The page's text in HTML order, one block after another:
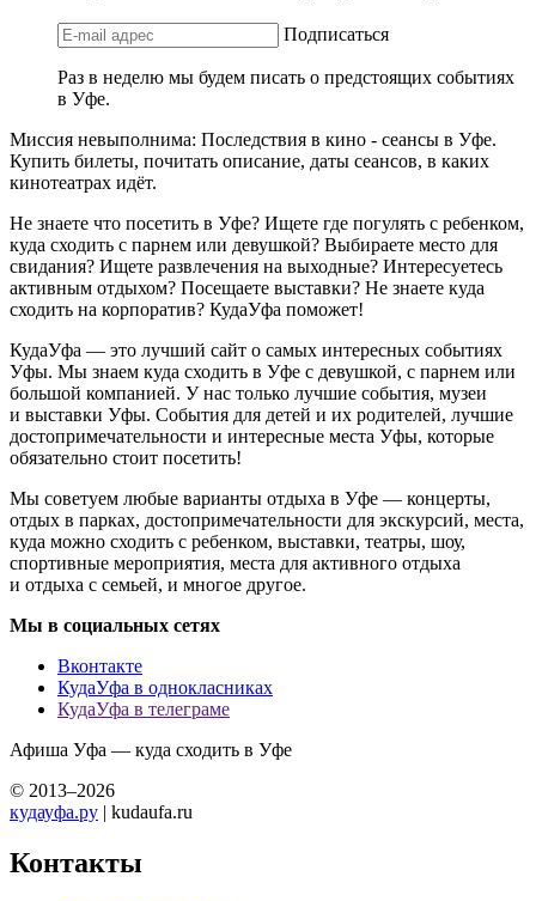
Подписаться
Раз в неделю мы будем писать о предстоящих событиях
в Уфе.
Миссия невыполнима: Последствия в кино - сеансы в Уфе.
Купить билеты, почитать описание, даты сеансов, в каких
кинотеатрах идёт.
Не знаете что посетить в Уфе? Ищете где погулять с ребенком,
куда сходить с парнем или девушкой? Выбираете место для
свидания? Ищете развлечения на выходные? Интересуетесь
активным отдыхом? Посещаете выставки? Не знаете куда
сходить на корпоратив? КудаУфа поможет!
КудаУфа — это лучший сайт о самых интересных событиях
Уфы. Мы знаем куда сходить в Уфе с девушкой, с парнем или
большой компанией. У нас только лучшие события, музеи
и выставки Уфы. События для детей и их родителей, лучшие
достопримечательности и интересные места Уфы, которые
обязательно стоит посетить!
Мы советуем любые варианты отдыха в Уфе — концерты,
отдых в парках, достопримечательности для экскурсий, места,
куда можно сходить с ребенком, выставки, театры, шоу,
спортивные мероприятия, места для активного отдыха
и отдыха с семьей, и многое другое.
Мы в социальных сетях
Вконтакте
КудаУфа в однокласниках
КудаУфа в телеграме
Афиша Уфа — куда сходить в Уфе
© 2013–2026
кудауфа.ру | kudaufa.ru
Контакты